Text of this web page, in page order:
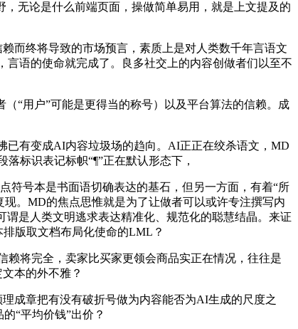
无论是什么前端页面，操做简单易用，就是上文提及的
而终将导致的市场预言，素质上是对人类数千年言语文
语的使命就完成了。良多社交上的内容创做者们以至不
用户”可能是更得当的称号）以及平台算法的信赖。成
有变成AI内容垃圾场的趋向。AI正正在绞杀语文，MD
标识表记标帜“¶”正在默认形态下，
号本是书面语切确表达的基石，但另一方面，有着“所
现。MD的焦点思惟就是为了让做者可以或许专注撰写内
是人类文明逃求表达精准化、规范化的聪慧结晶。来证
版取文档布局化使命的LML？
将完全，卖家比买家更领会商品实正在情况，往往是
本的外不雅？
章把有没有破折号做为内容能否为AI生成的尺度之
“平均价钱”出价？